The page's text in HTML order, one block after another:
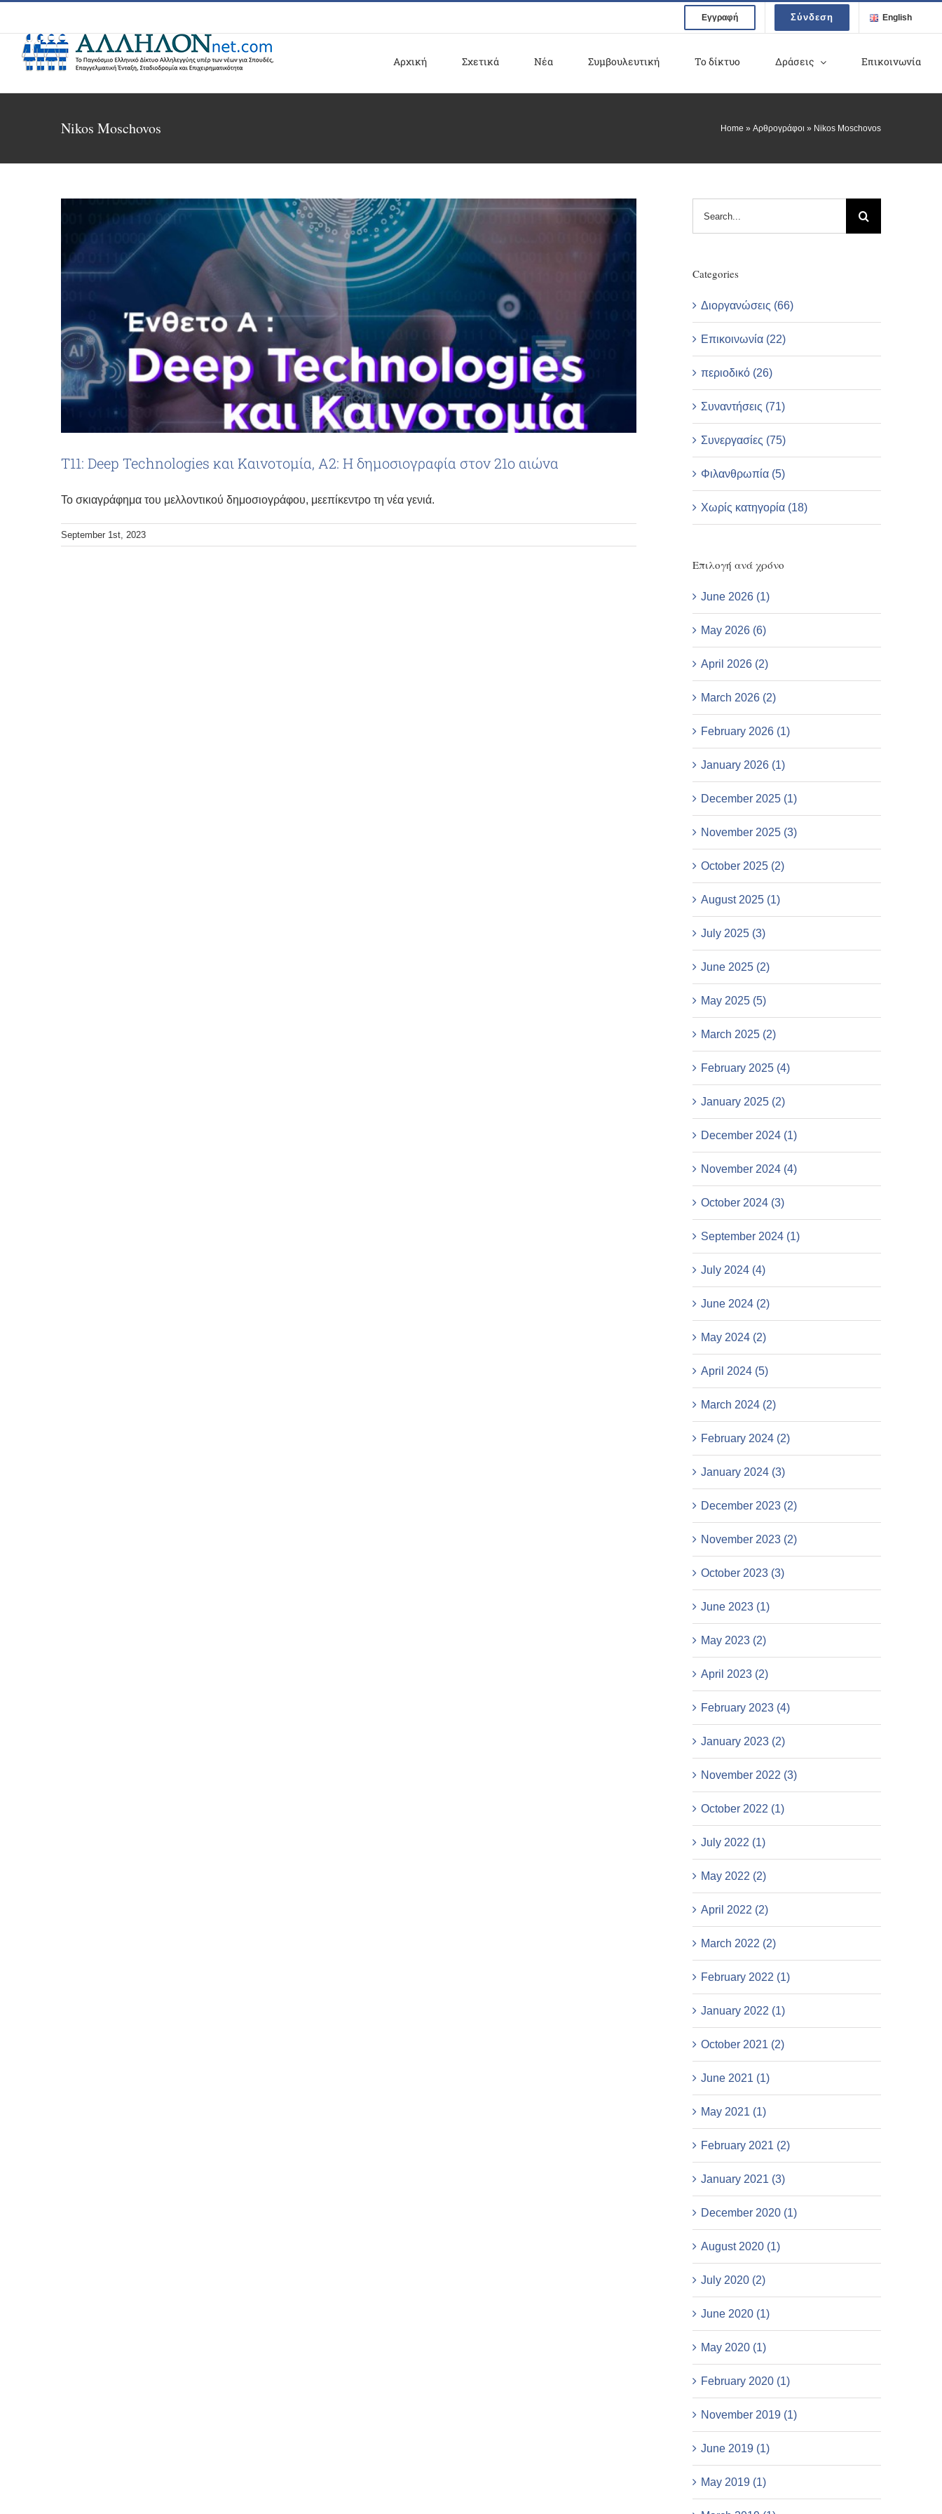
content
Εγγραφή Σύνδεση English
Αρχική Σχετικά Νέα Συμβουλευτική Το δίκτυο Δράσεις Επικοινωνία
Nikos Moschovos Home » Αρθρογράφοι » Nikos Moschovos
Τ11: Deep Technologies και Καινοτομία, Α2: Η δημοσιογραφία στον 21ο αιώνα
Το σκιαγράφημα του μελλοντικού δημοσιογράφου, μεεπίκεντρο τη νέα γενιά.
September 1st, 2023
Categories
Διοργανώσεις (66)
Επικοινωνία (22)
περιοδικό (26)
Συναντήσεις (71)
Συνεργασίες (75)
Φιλανθρωπία (5)
Χωρίς κατηγορία (18)
Επιλογή ανά χρόνο
June 2026 (1)
May 2026 (6)
April 2026 (2)
March 2026 (2)
February 2026 (1)
January 2026 (1)
December 2025 (1)
November 2025 (3)
October 2025 (2)
August 2025 (1)
July 2025 (3)
June 2025 (2)
May 2025 (5)
March 2025 (2)
February 2025 (4)
January 2025 (2)
December 2024 (1)
November 2024 (4)
October 2024 (3)
September 2024 (1)
July 2024 (4)
June 2024 (2)
May 2024 (2)
April 2024 (5)
March 2024 (2)
February 2024 (2)
January 2024 (3)
December 2023 (2)
November 2023 (2)
October 2023 (3)
June 2023 (1)
May 2023 (2)
April 2023 (2)
February 2023 (4)
January 2023 (2)
November 2022 (3)
October 2022 (1)
July 2022 (1)
May 2022 (2)
April 2022 (2)
March 2022 (2)
February 2022 (1)
January 2022 (1)
October 2021 (2)
June 2021 (1)
May 2021 (1)
February 2021 (2)
January 2021 (3)
December 2020 (1)
August 2020 (1)
July 2020 (2)
June 2020 (1)
May 2020 (1)
February 2020 (1)
November 2019 (1)
June 2019 (1)
May 2019 (1)